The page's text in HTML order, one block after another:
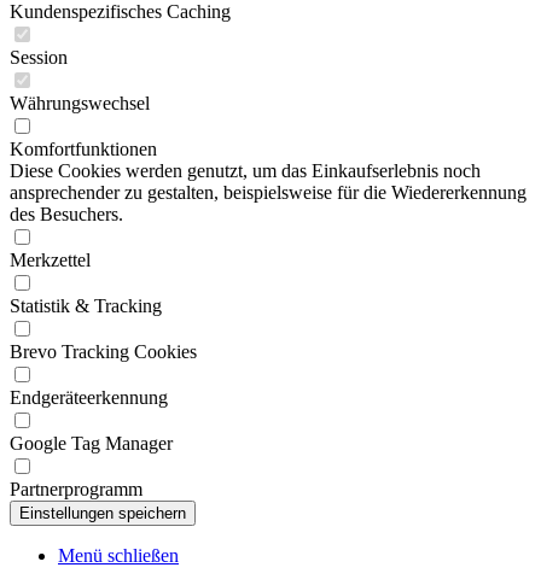
Kundenspezifisches Caching
Session
Währungswechsel
Komfortfunktionen
Diese Cookies werden genutzt, um das Einkaufserlebnis noch
ansprechender zu gestalten, beispielsweise für die Wiedererkennung
des Besuchers.
Merkzettel
Statistik & Tracking
Brevo Tracking Cookies
Endgeräteerkennung
Google Tag Manager
Partnerprogramm
Menü schließen